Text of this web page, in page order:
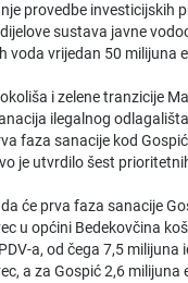
provedbe investicijskih
sustava javne
voda vrijedan 50 milijuna
i zelene tranzicije
ilegalnog
faza sanacije kod
je utvrdilo šest
će prva faza sanacije
u općini Bedekovčina
a, od čega 7,5 milijuna
a za Gospić 2,6 milijuna